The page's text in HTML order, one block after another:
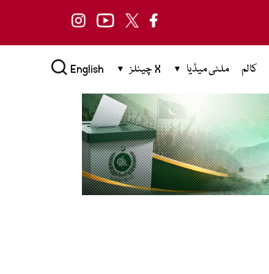
کالم ملٹی میڈیا X چینلز English